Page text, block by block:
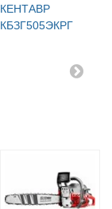
КЕНТАВР
КБЗГ505ЭКРГ